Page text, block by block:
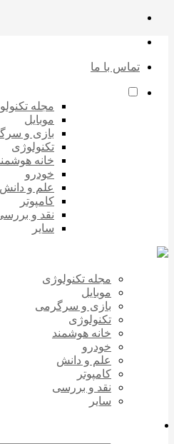
تماس با ما
مجله تکنولوژی
موبایل
بازی و سرگرمی
تکنولوژی
خانه هوشمند
خودرو
علم و دانش
کامپوتر
نقد و بررسی
سایر
مجله تکنولوژی
موبایل
بازی و سرگرمی
تکنولوژی
خانه هوشمند
خودرو
علم و دانش
کامپوتر
نقد و بررسی
سایر